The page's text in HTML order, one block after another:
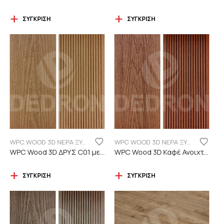
ΣΎΓΚΡΙΣΗ ΣΎΓΚΡΙΣΗ
WPC WOOD 3D ΝΕΡΑ ΞΥΛΟΥ
ΣΎΓΚΡΙΣΗ
WPC WOOD 3D ΝΕΡΑ ΞΥΛΟΥ
ΣΎΓΚΡΙΣΗ